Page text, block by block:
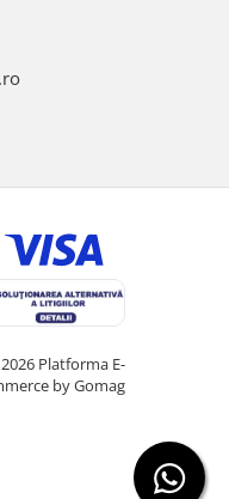
Platforma E-
by Gomag